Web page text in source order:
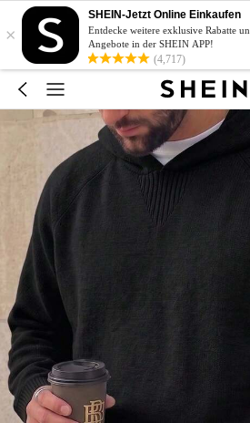
×
SHEIN-Jetzt Online Einkaufen
Entdecke weitere exklusive Rabatte
Angebote in der SHEIN APP!
(4,717)